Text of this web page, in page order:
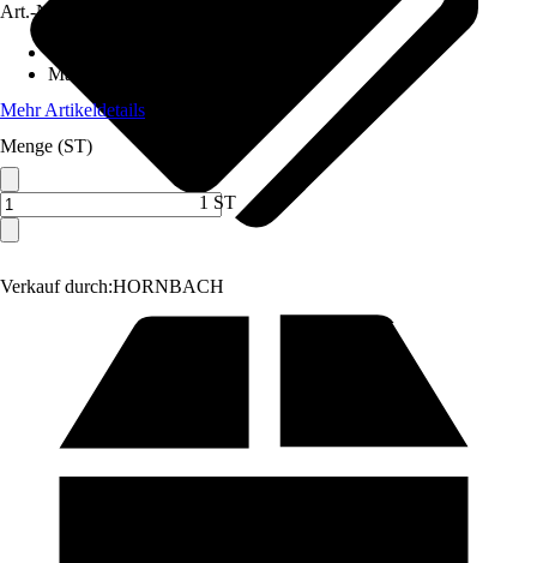
Verkauf durch:HORNBACH
Art.-Nr.
Material
Mehr Artikeldetails
Menge (ST)
1 ST